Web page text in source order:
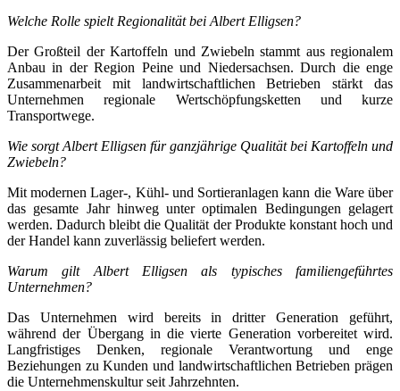
Welche Rolle spielt Regionalität bei Albert Elligsen?
Der Großteil der Kartoffeln und Zwiebeln stammt aus regionalem
Anbau in der Region Peine und Niedersachsen. Durch die enge
Zusammenarbeit mit landwirtschaftlichen Betrieben stärkt das
Unternehmen regionale Wertschöpfungsketten und kurze
Transportwege.
Wie sorgt Albert Elligsen für ganzjährige Qualität bei Kartoffeln und
Zwiebeln?
Mit modernen Lager-, Kühl- und Sortieranlagen kann die Ware über
das gesamte Jahr hinweg unter optimalen Bedingungen gelagert
werden. Dadurch bleibt die Qualität der Produkte konstant hoch und
der Handel kann zuverlässig beliefert werden.
Warum gilt Albert Elligsen als typisches familiengeführtes
Unternehmen?
Das Unternehmen wird bereits in dritter Generation geführt,
während der Übergang in die vierte Generation vorbereitet wird.
Langfristiges Denken, regionale Verantwortung und enge
Beziehungen zu Kunden und landwirtschaftlichen Betrieben prägen
die Unternehmenskultur seit Jahrzehnten.